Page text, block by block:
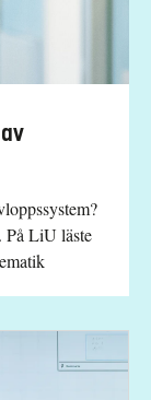
På LiU läste